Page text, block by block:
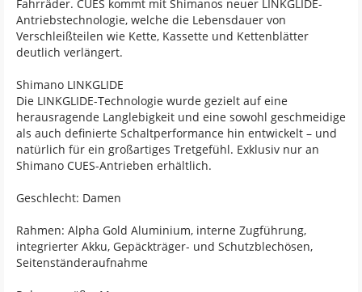
Fahrräder. CUES kommt mit Shimanos neuer LINKGLIDE-
Antriebstechnologie, welche die Lebensdauer von
Verschleißteilen wie Kette, Kassette und Kettenblätter
deutlich verlängert.
Shimano LINKGLIDE
Die LINKGLIDE-Technologie wurde gezielt auf eine
herausragende Langlebigkeit und eine sowohl geschmeidige
als auch definierte Schaltperformance hin entwickelt – und
natürlich für ein großartiges Tretgefühl. Exklusiv nur an
Shimano CUES-Antrieben erhältlich.
Geschlecht: Damen
Rahmen: Alpha Gold Aluminium, interne Zugführung,
integrierter Akku, Gepäckträger- und Schutzblechösen,
Seitenständeraufnahme